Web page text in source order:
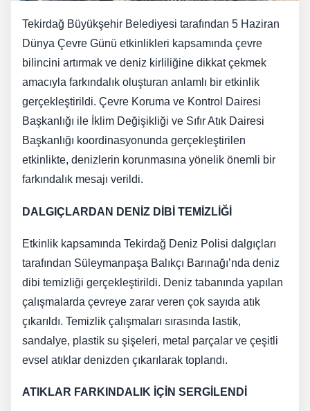
Tekirdağ Büyükşehir Belediyesi tarafından 5 Haziran
Dünya Çevre Günü etkinlikleri kapsamında çevre
bilincini artırmak ve deniz kirliliğine dikkat çekmek
amacıyla farkındalık oluşturan anlamlı bir etkinlik
gerçekleştirildi. Çevre Koruma ve Kontrol Dairesi
Başkanlığı ile İklim Değişikliği ve Sıfır Atık Dairesi
Başkanlığı koordinasyonunda gerçekleştirilen
etkinlikte, denizlerin korunmasına yönelik önemli bir
farkındalık mesajı verildi.
DALGIÇLARDAN DENİZ DİBİ TEMİZLİĞİ
Etkinlik kapsamında Tekirdağ Deniz Polisi dalgıçları
tarafından Süleymanpaşa Balıkçı Barınağı’nda deniz
dibi temizliği gerçekleştirildi. Deniz tabanında yapılan
çalışmalarda çevreye zarar veren çok sayıda atık
çıkarıldı. Temizlik çalışmaları sırasında lastik,
sandalye, plastik su şişeleri, metal parçalar ve çeşitli
evsel atıklar denizden çıkarılarak toplandı.
ATIKLAR FARKINDALIK İÇİN SERGİLENDİ